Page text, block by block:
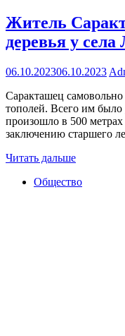
Житель
деревья у
06.10.202306.10.2023
Саракташец
тополей. Всего им
произошло в 500
заключению старшего
Читать дальше
Общество